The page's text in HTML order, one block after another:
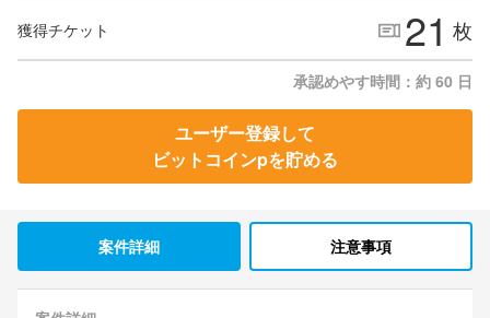
獲得チケット 21 枚
承認めやす時間：約 60 日
ユーザー登録して
ビットコインpを貯める
案件詳細 注意事項